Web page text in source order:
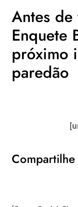
Antes
Enquete
próximo
paredão